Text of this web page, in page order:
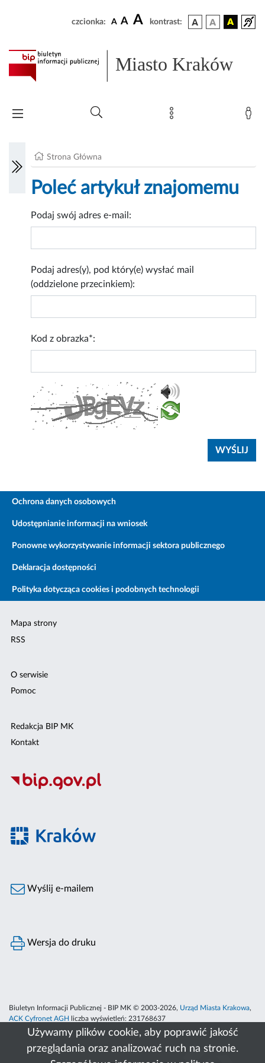
Używamy plików cookie, aby poprawić jakość
przeglądania oraz analizować ruch na stronie.
czcionka: A A A kontrast:
Miasto Kraków
Strona Główna
Poleć artykuł znajomemu
Podaj swój adres e-mail:
Podaj adres(y), pod który(e) wysłać mail
(oddzielone przecinkiem):
Kod z obrazka*:
Ochrona danych osobowych
Udostępnianie informacji na wniosek
Ponowne wykorzystywanie informacji sektora publicznego
Deklaracja dostępności
Polityka dotycząca cookies i podobnych technologii
Mapa strony
RSS
O serwisie
Pomoc
Redakcja BIP MK
Kontakt
Wyślij e-mailem
Wersja do druku
Biuletyn Informacji Publicznej - BIP MK © 2003-2026, Urząd Miasta Krakowa,
ACK Cyfronet AGH
liczba wyświetleń: 231768637